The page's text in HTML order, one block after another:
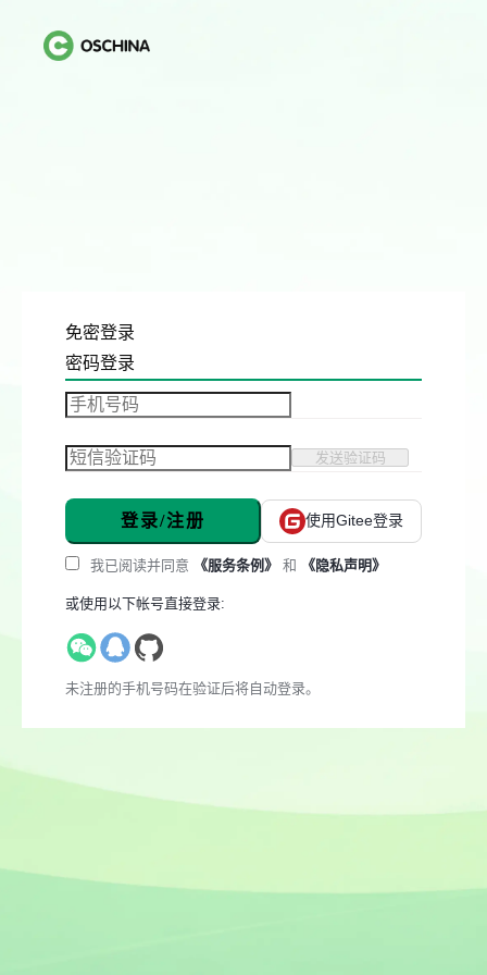
免密登录
密码登录
发送验证码
登录/注册 使用Gitee登录
我已阅读并同意 《服务条例》 和 《隐私声明》
或使用以下帐号直接登录:
未注册的手机号码在验证后将自动登录。